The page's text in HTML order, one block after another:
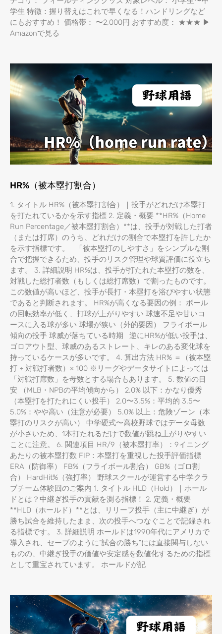
学生 特徴：握り替えはこれで早くなる！ハンドリングなど
にもおすすめ！ 価格帯： 〜2,000円 おすすめ度： ★★★ ▶
Amazonで見る
HR%（被本塁打割合）
1. タイトル HR%（被本塁打割合）｜投手がどれだけ本塁打
を打たれているかを示す指標 2. 定義・概要 **HR%（Home
Run Percentage／被本塁打割合）**は、投手が対戦した打者
（または打席）のうち、どれだけの割合で本塁打を許したか
を示す指標です。 「被本塁打のしやすさ」をシンプルな割
合で把握できるため、投手のリスク管理や球質評価に役立ち
ます。 3. 詳細説明 HR%は、投手が打たれた本塁打の数を、
対戦した総打者数（もしくは総打席数）で割ったものです。
この数値が高いほど、投手が長打・本塁打を浴びやすい状態
であると判断されます。 HR%が高くなる要因の例： ボール
の回転効率が低く、打球が上がりやすい 球速不足や甘いコ
ースに入る球が多い 球場が狭い（外的要因） フライボール
傾向の投手 球威が落ちている時期 逆にHR%が低い投手は、
ゴロアウト型、球威のあるストレート、キレのある変化球を
持っているケースが多いです。 4. 算出方法 HR% ＝（被本塁
打 ÷ 対戦打者数）× 100 ※リーグやデータサイトによっては
「対戦打席数」を母数とする場合もあります。 5. 数値の目
安 （MLB・NPBの平均傾向から） 2.0% 以下：かなり優秀
（本塁打を打たれにくい投手） 2.0〜3.5%：平均的 3.5〜
5.0%：やや高い（注意が必要） 5.0% 以上：危険ゾーン（本
塁打のリスクが高い） 中学硬式〜高校野球ではデータ母数
が小さいため、1本打たれるだけで数値が跳ね上がりやすい
ことに注意。 6. 関連項目 HR/9（被本塁打率）：9イニング
あたりの被本塁打数 FIP：本塁打を重視した投手評価指標
ERA（防御率） FB%（フライボール割合） GB%（ゴロ割
合） HardHit%（強打率） 野球スクールが運営する中学クラ
ブチーム体験回のご案内 1. タイトル HLD（Hold）｜ホール
ドとは？中継ぎ投手の貢献を測る指標！ 2. 定義・概要
**HLD（ホールド）**とは、リリーフ投手（主に中継ぎ）が
勝ち試合を維持したまま、次の投手へつなぐことで記録され
る指標です。 3. 詳細説明 ホールドは1990年代にアメリカで
導入され、セーブのように“試合の勝ち”には直接関与しない
ものの、中継ぎ投手の価値や安定感を数値化するための指標
として重宝されています。 ホールドが記